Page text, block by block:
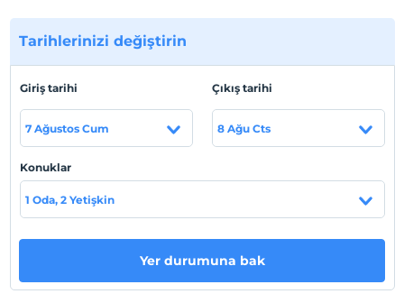
Sahil
Haritada Göster
Check/in
Tarihlerinizi değiştirin
Giriş tarihi
7 Ağustos Cum
Çıkış tarihi
8 Ağu Cts
Konuklar
1 Oda, 2 Yetişkin
Yer durumuna bak